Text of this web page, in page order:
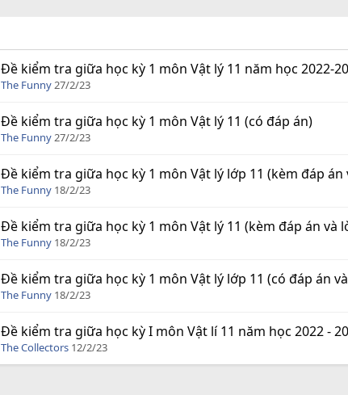
Đề kiểm tra giữa học kỳ 1 môn Vật lý 11 năm học 2022-
The Funny27/2/23
Đề kiểm tra giữa học kỳ 1 môn Vật lý 11 (có đáp án)
The Funny27/2/23
Đề kiểm tra giữa học kỳ 1 môn Vật lý lớp 11 (kèm đáp án
The Funny 18/2/23
Đề kiểm tra giữa học kỳ 1 môn Vật lý 11 (kèm đáp án và
The Funny 18/2/23
Đề kiểm tra giữa học kỳ 1 môn Vật lý lớp 11 (có đáp án
The Funny 18/2/23
Đề kiểm tra giữa học kỳ I môn Vật lí 11 năm học 2022 -
The Collectors 12/2/23